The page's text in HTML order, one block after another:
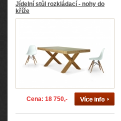
Jídelní stůl rozkládací - nohy do
kříže
Cena: 18 750,-